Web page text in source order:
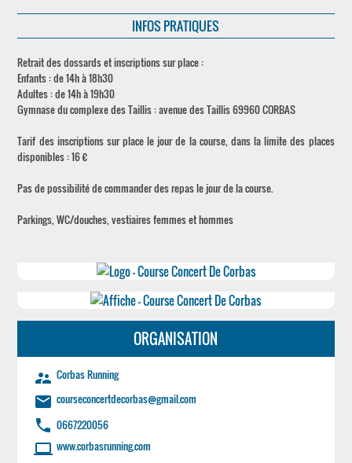
INFOS PRATIQUES
Retrait des dossards et inscriptions sur place :
Enfants : de 14h à 18h30
Adultes : de 14h à 19h30
Gymnase du complexe des Taillis : avenue des Taillis 69960 CORBAS
Tarif des inscriptions sur place le jour de la course, dans la limite des places
disponibles : 16 €
Pas de possibilité de commander des repas le jour de la course.
Parkings, WC/douches, vestiaires femmes et hommes
ORGANISATION
supervisor_account Corbas Running
email courseconcertdecorbas@gmail.com
phone 0667220056
laptop www.corbasrunning.com